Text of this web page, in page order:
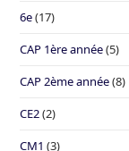
6e(17)
CAP 1ère année(5)
CAP 2ème année(8)
CE2(2)
CM1 (3)